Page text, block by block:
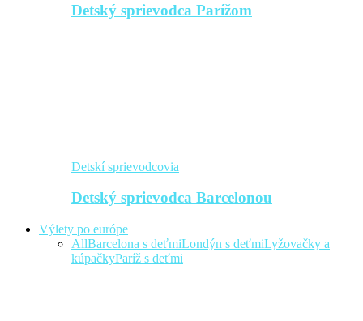
Detský sprievodca Parížom
Detskí sprievodcovia
Detský sprievodca Barcelonou
Výlety po európe
AllBarcelona s deťmiLondýn s deťmiLyžovačky a
kúpačkyParíž s deťmi